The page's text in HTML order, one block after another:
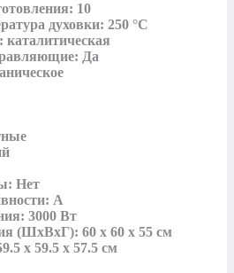
10
духовки: 250 °C
каталитическая
Да
Нет
A
3000 Вт
(ШхВхГ): 60 x 60 x 55 см
x 59.5 x 57.5 см